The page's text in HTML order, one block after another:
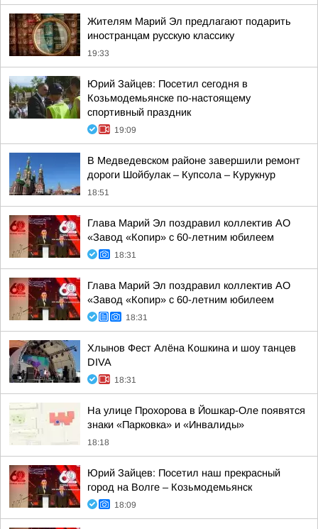
Жителям Марий Эл предлагают подарить
иностранцам русскую классику
19:33
Юрий Зайцев: Посетил сегодня в
Козьмодемьянске по-настоящему
спортивный праздник
19:09
В Медведевском районе завершили ремонт
дороги Шойбулак – Купсола – Курукнур
18:51
Глава Марий Эл поздравил коллектив АО
«Завод «Копир» с 60-летним юбилеем
18:31
Глава Марий Эл поздравил коллектив АО
«Завод «Копир» с 60-летним юбилеем
18:31
Хлынов Фест Алёна Кошкина и шоу танцев
DIVA
18:31
На улице Прохорова в Йошкар-Оле появятся
знаки «Парковка» и «Инвалиды»
18:18
Юрий Зайцев: Посетил наш прекрасный
город на Волге – Козьмодемьянск
18:09